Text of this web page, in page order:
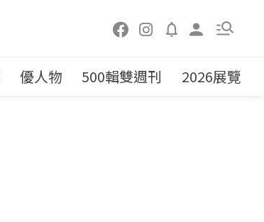
優人物 500輯雙週刊 2026展覽